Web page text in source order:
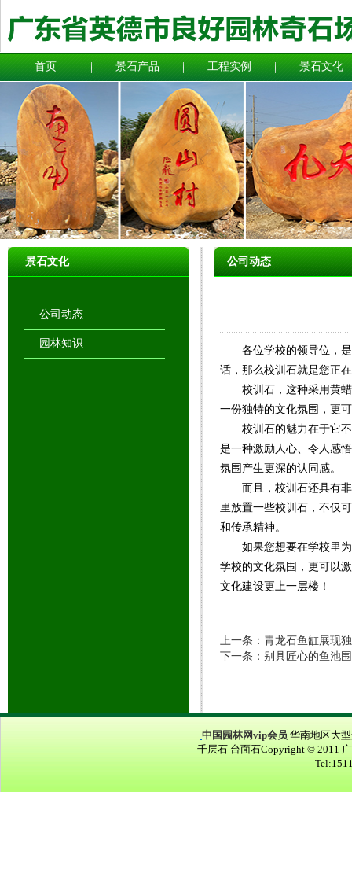
首页 景石产品 工程实例 景石文化
景石文化
公司动态
园林知识
公司动态
各位学校的领导位，
话，那么校训石就是您正
校训石，这种采用黄
一份独特的文化氛围，更
校训石的魅力在于它
是一种激励人心、令人感
氛围产生更深的认同感。
而且，校训石还具有
里放置一些校训石，不仅
和传承精神。
如果您想要在学校里
学校的文化氛围，更可以
文化建设更上一层楼！
上一条：青龙石鱼缸展现
下一条：别具匠心的鱼池
中国园林网vip会员 华南地区大
千层石 台面石Copyright © 2011